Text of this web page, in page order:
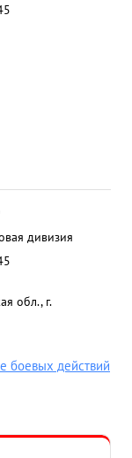
дивизия
обл., г.
боевых действий